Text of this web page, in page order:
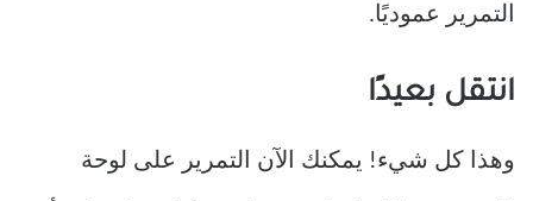
التمرير عموديًا.
انتقل بعيدًا
وهذا كل شيء! يمكنك الآن التمرير على لوحة